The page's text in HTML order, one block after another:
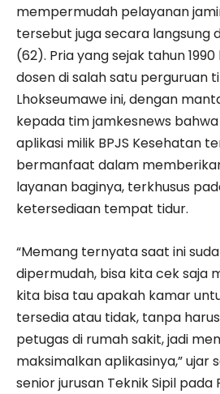
mempermudah pelayanan
tersebut juga secara langsung
(62). Pria yang sejak tahun
dosen di salah satu perguruan
Lhokseumawe ini, dengan
kepada tim jamkesnews
aplikasi milik BPJS Kesehatan
bermanfaat dalam
layanan baginya, terkhusus
ketersediaan tempat tidur.
“Memang ternyata saat ini
dipermudah, bisa kita cek saja
kita bisa tau apakah kamar
tersedia atau tidak, tanpa
petugas di rumah sakit, jadi
maksimalkan aplikasinya,” ujar
senior jurusan Teknik Sipil pada